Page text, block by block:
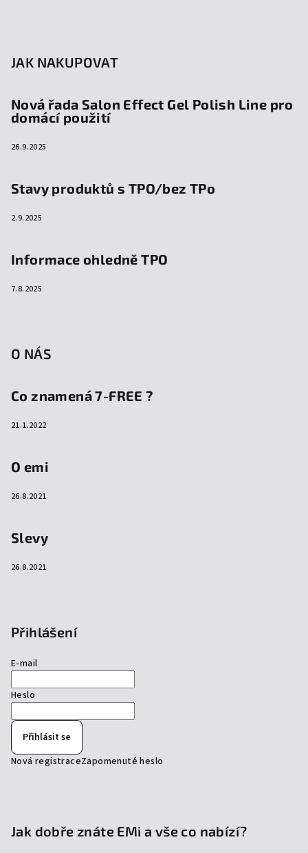
JAK NAKUPOVAT
Nová řada Salon Effect Gel Polish Line pro
domácí použití
26.9.2025
Stavy produktů s TPO/bez TPo
2.9.2025
Informace ohledně TPO
7.8.2025
O NÁS
Co znamená 7-FREE ?
21.1.2022
O emi
26.8.2021
Slevy
26.8.2021
Přihlášení
E-mail
Heslo
Přihlásit se
Nová registraceZapomenuté heslo
Jak dobře znáte EMi a vše co nabízí?